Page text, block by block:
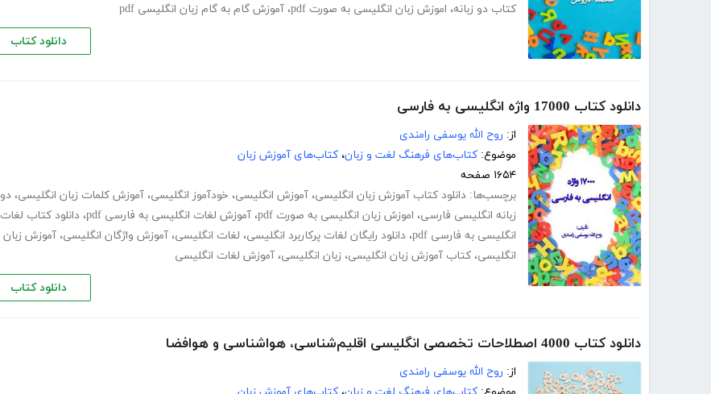
کتاب دو زبانه، اموزش زبان انگلیسی به صورت pdf ، آموزش گام به گام زبان انگلیسی pdf
دانلود کتاب
دانلود کتاب 17000 واژه انگلیسی به فارسی
از: روح الله یوسفی رامندی
موضوع: کتاب‌های فرهنگ لغت و زبان، کتاب‌های آموزش زبان
۱۶۵۴ صفحه
برچسب‌ها: دانلود کتاب آموزش زبان انگلیسی، آموزش انگلیسی، خودآموز انگلیسی، آموزش کلمات زبان انگلیسی، دو
زبانه انگلیسی فارسی، اموزش زبان انگلیسی به صورت pdf ، آموزش لغات انگلیسی به فارسی pdf ، دانلود کتاب لغات
انگلیسی به فارسی pdf
، دانلود رایگان لغات پرکاربرد انگلیسی، لغات انگلیسی، آموزش واژگان انگلیسی، آموزش زبان
انگلیسی، کتاب آموزش زبان انگلیسی، زبان انگلیسی، آموزش لغات انگلیسی
دانلود کتاب
دانلود کتاب 4000 اصطلاحات تخصصی انگلیسی اقلیم‌شناسی، هواشناسی و هوافضا
از: روح الله یوسفی رامندی